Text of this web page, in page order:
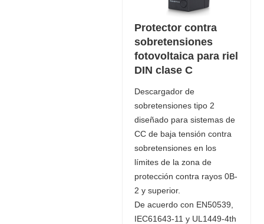
Protector contra
sobretensiones
fotovoltaica para riel
DIN clase C
Descargador de
sobretensiones tipo 2
diseñado para sistemas de
CC de baja tensión contra
sobretensiones en los
límites de la zona de
protección contra rayos 0B-
2 y superior.
De acuerdo con EN50539,
IEC61643-11 y UL1449-4th